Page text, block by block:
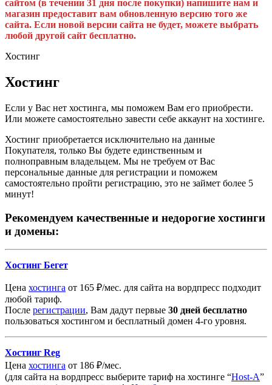
сайтом (в течении 31 дня после покупки) напишите нам и
магазин предоставит вам обновленную версию того же
сайта. Если новой версии сайта не будет, можете выбрать
любой другой сайт бесплатно.
Хостинг
Хостинг
Если у Вас нет хостинга, мы поможем Вам его приобрести.
Или можете самостоятельно завести себе аккаунт на хостинге.
Хостинг приобретается исключительно на данные
Покупателя, только Вы будете единственным и
полноправным владельцем. Мы не требуем от Вас
персональные данные для регистрации и поможем
самостоятельно пройти регистрацию, это не займет более 5
минут!
Рекомендуем качественные и недорогие хостинги
и домены:
Хостинг Бегет
Цена хостинга от 165 ₽/мес. для сайта на вордпресс подходит
любой тариф.
После регистрации, Вам дадут первые 30 дней бесплатно
пользоваться хостингом и бесплатный домен 4-го уровня.
Хостинг Reg
Цена хостинга от 186 ₽/мес.
(для сайта на вордпресс выберите тариф на хостинге “Host-A”